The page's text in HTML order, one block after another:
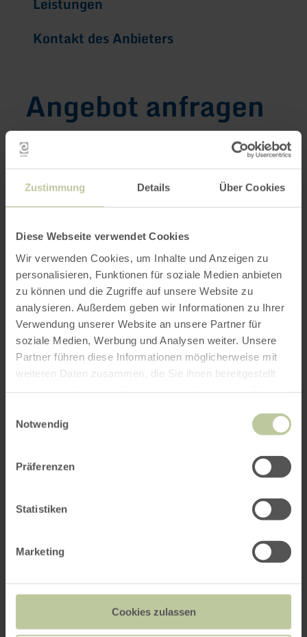
Zustimmung Details Über Cookies
Diese Webseite verwendet Cookies
Wir verwenden Cookies, um Inhalte und Anzeigen zu
personalisieren, Funktionen für soziale Medien anbieten
zu können und die Zugriffe auf unsere Website zu
analysieren. Außerdem geben wir Informationen zu Ihrer
Verwendung unserer Website an unsere Partner für
soziale Medien, Werbung und Analysen weiter. Unsere
Partner führen diese Informationen möglicherweise mit
weiteren Daten zusammen, die Sie ihnen bereitgestellt
Notwendig
Präferenzen
Statistiken
Marketing
Cookies zulassen
Kontakt des Anbieters
Angebot anfragen
Sie können hier das Angebot"Stadt-Land-Fluss
für Neugierige"
bei dem Anbieter
Rureifel
Tourismus GmbHanfragen.
Deine Reisedaten
Anreise*
Abreise*
Flexible Termine
Einzelzimmer